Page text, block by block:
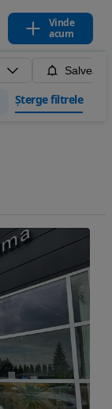
Vinde
acum
Șterge filtrele